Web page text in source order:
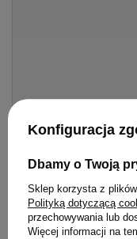
Serum Davines More
podkreślające skręt
81,50 zł / szt.
(32,60 zł / 100ml)
Konfiguracja
Dbamy o Twoją
Sklep korzysta z
Polityką dotyczącą
przechowywania lub
Więcej informacji na